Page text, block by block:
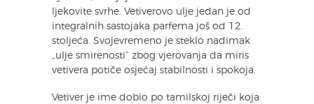
ljekovite svrhe. Vetiverovo ulje jedan je od
integralnih sastojaka parfema još od 12.
stoljeća. Svojevremeno je steklo nadimak
„ulje smirenosti” zbog vjerovanja da miris
vetivera potiče osjećaj stabilnosti i spokoja.
Vetiver je ime dobio po tamilskoj riječi koja